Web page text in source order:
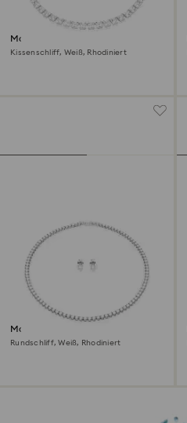
Matrix Tennis Halskette
Kissenschliff, Weiß, Rhodiniert
Matrix Tennis Set
Rundschliff, Weiß, Rhodiniert